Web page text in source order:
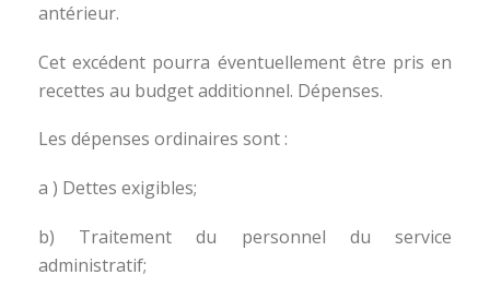
antérieur.
Cet excédent pourra éventuellement être pris en
recettes au budget additionnel. Dépenses.
Les dépenses ordinaires sont :
a ) Dettes exigibles;
b) Traitement du personnel du service
administratif;